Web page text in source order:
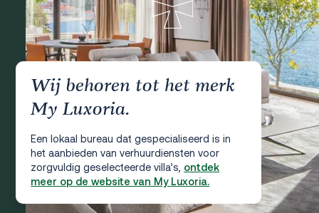
Wij behoren tot het merk
My Luxoria.
Een lokaal bureau dat gespecialiseerd is in
het aanbieden van verhuurdiensten voor
zorgvuldig geselecteerde villa’s, ontdek
meer op de website van My Luxoria.